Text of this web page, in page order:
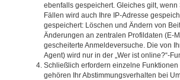
ebenfalls gespeichert. Gleiches gilt,
Fällen wird auch Ihre IP-Adresse
gespeichert: Löschen und Ändern von
Änderungen an zentralen Profildaten (E-
gescheiterte Anmeldeversuche. Die von
Agent) wird nur in der „Wer ist online?“-
Schließlich erfordern einzelne
gehören Ihr Abstimmungsverhalten bei